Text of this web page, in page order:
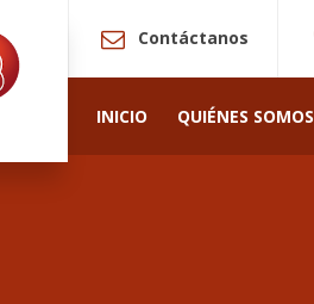
Contáctanos
INICIO QUIÉNES SOMOS